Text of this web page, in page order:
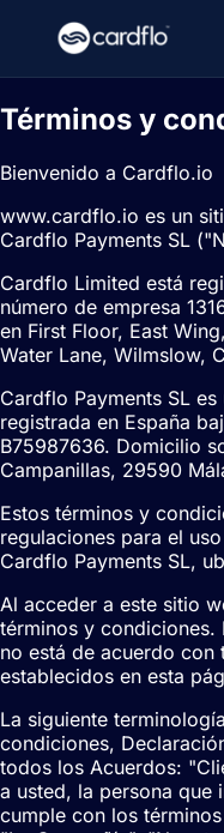
Términos y
Bienvenido a Cardflo.io
www.cardflo.io es un
Cardflo Payments SL
Cardflo Limited está
número de empresa
en First Floor, East
Water Lane, Wilmslow,
Cardflo Payments SL
registrada en España
B75987636. Domicilio
Campanillas, 29590
Estos términos y
regulaciones para el
Cardflo Payments SL,
Al acceder a este sitio
términos y
no está de acuerdo
establecidos en esta
La siguiente
condiciones,
todos los Acuerdos:
a usted, la persona que
cumple con los